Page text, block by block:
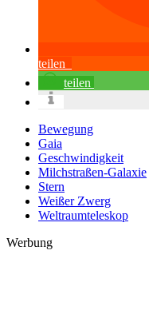
teilen
teilen
Bewegung
Gaia
Geschwindigkeit
Milchstraßen-Galaxie
Stern
Weißer Zwerg
Weltraumteleskop
Werbung